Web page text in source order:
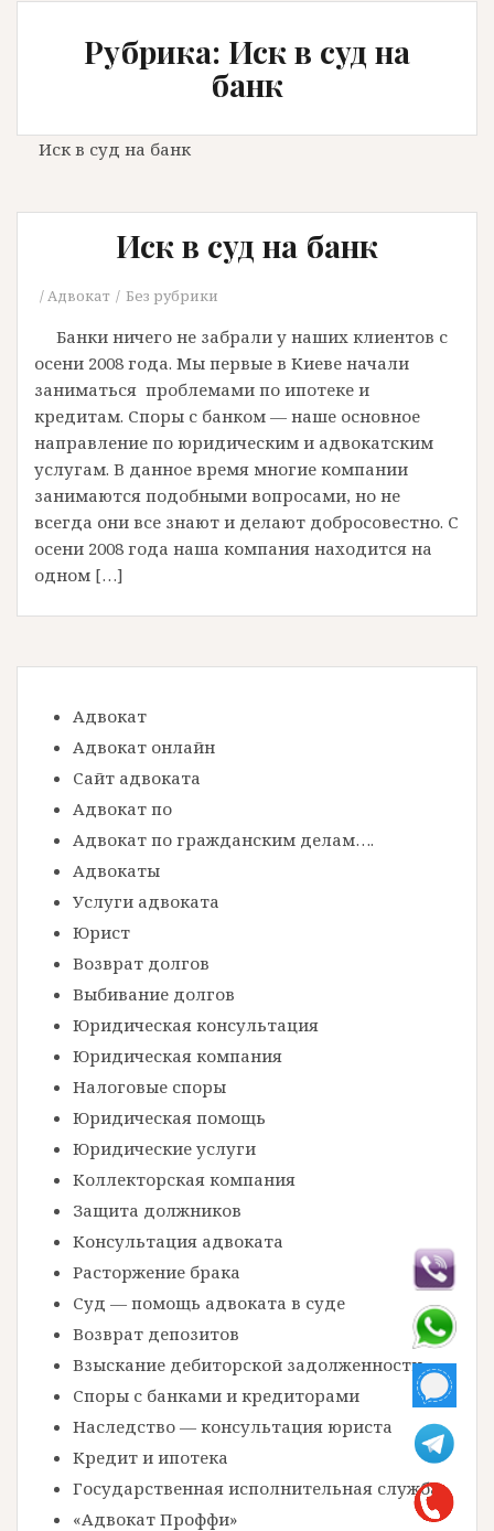
Рубрика: Иск в суд на
банк
Иск в суд на банк
Иск в суд на банк
Адвокат Без рубрики
Банки ничего не забрали у наших клиентов с
осени 2008 года. Мы первые в Киеве начали
заниматься проблемами по ипотеке и
кредитам. Споры с банком — наше основное
направление по юридическим и адвокатским
услугам. В данное время многие компании
занимаются подобными вопросами, но не
всегда они все знают и делают добросовестно. С
осени 2008 года наша компания находится на
одном […]
Адвокат
Адвокат онлайн
Сайт адвоката
Адвокат по
Адвокат по гражданским делам….
Адвокаты
Услуги адвоката
Юрист
Возврат долгов
Выбивание долгов
Юридическая консультация
Юридическая компания
Налоговые споры
Юридическая помощь
Юридические услуги
Коллекторская компания
Защита должников
Консультация адвоката
Расторжение брака
Суд — помощь адвоката в суде
Возврат депозитов
Взыскание дебиторской задолженности
Споры с банками и кредиторами
Наследство — консультация юриста
Кредит и ипотека
Государственная исполнительная служба
«Адвокат Проффи»